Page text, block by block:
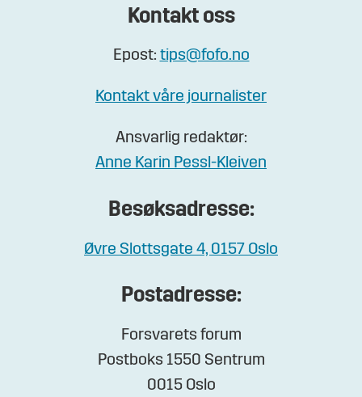
Kontakt oss
Epost: tips@fofo.no
Kontakt våre journalister
Ansvarlig redaktør:
Anne Karin Pessl-Kleiven
Besøksadresse:
Øvre Slottsgate 4, 0157 Oslo
Postadresse:
Forsvarets forum
Postboks 1550 Sentrum
0015 Oslo